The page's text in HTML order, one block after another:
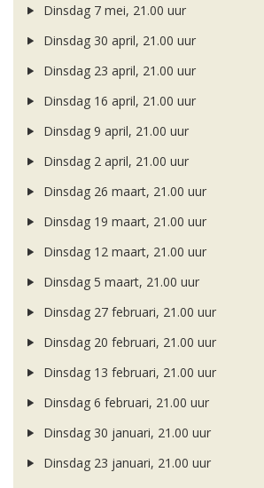
Dinsdag 7 mei, 21.00 uur
Dinsdag 30 april, 21.00 uur
Dinsdag 23 april, 21.00 uur
Dinsdag 16 april, 21.00 uur
Dinsdag 9 april, 21.00 uur
Dinsdag 2 april, 21.00 uur
Dinsdag 26 maart, 21.00 uur
Dinsdag 19 maart, 21.00 uur
Dinsdag 12 maart, 21.00 uur
Dinsdag 5 maart, 21.00 uur
Dinsdag 27 februari, 21.00 uur
Dinsdag 20 februari, 21.00 uur
Dinsdag 13 februari, 21.00 uur
Dinsdag 6 februari, 21.00 uur
Dinsdag 30 januari, 21.00 uur
Dinsdag 23 januari, 21.00 uur